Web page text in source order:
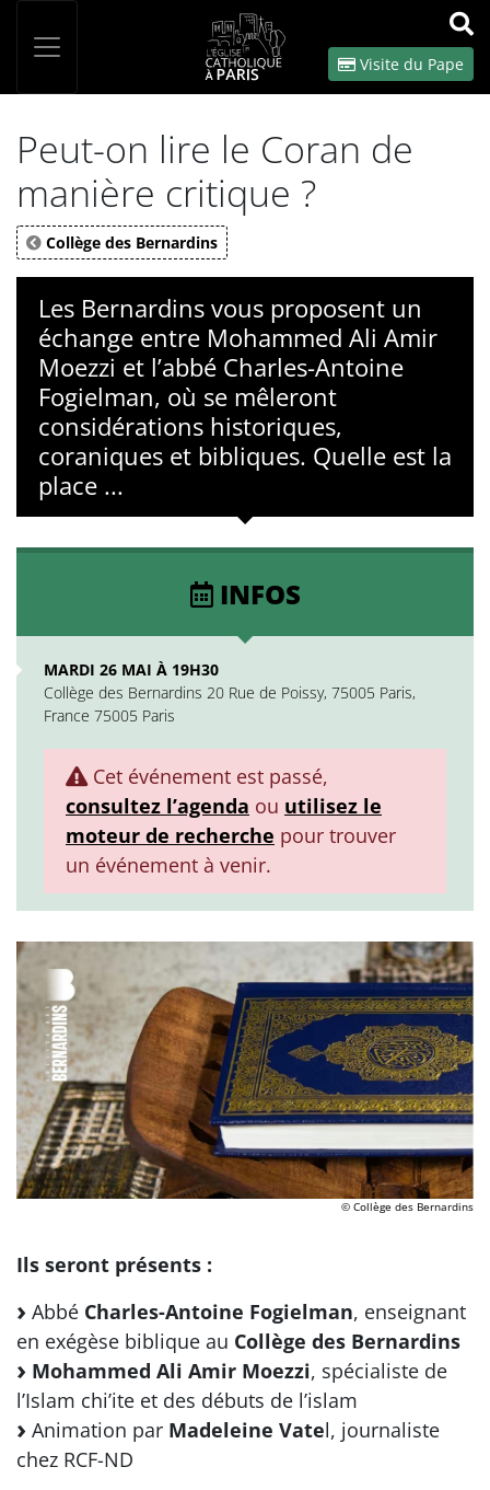
OK
Visite du Pape
Peut-on lire le Coran de
manière critique ?
Collège des Bernardins
Les Bernardins vous proposent un
échange entre Mohammed Ali Amir
Moezzi et l’abbé Charles-Antoine
Fogielman, où se mêleront
considérations historiques,
coraniques et bibliques. Quelle est la
place ...
INFOS
MARDI 26 MAI À 19H30
Collège des Bernardins 20 Rue de Poissy, 75005 Paris,
France 75005 Paris
Cet événement est passé,
consultez l’agenda ou utilisez le
moteur de recherche pour trouver
un événement à venir.
© Collège des Bernardins
Ils seront présents :
Abbé Charles-Antoine Fogielman, enseignant
en exégèse biblique au Collège des Bernardins
Mohammed Ali Amir Moezzi, spécialiste de
l’Islam chi’ite et des débuts de l’islam
Animation par Madeleine Vatel, journaliste
chez RCF-ND
Panneau de gestion des cookies